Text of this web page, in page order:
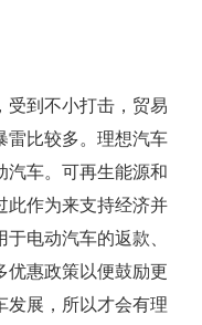
受到不小打击，贸易
雷比较多。理想汽车
汽车。可再生能源和
此作为来支持经济并
电动汽车的返款、
优惠政策以便鼓励更
发展，所以才会有理